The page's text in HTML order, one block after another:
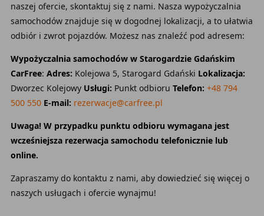
naszej ofercie, skontaktuj się z nami. Nasza wypożyczalnia
samochodów znajduje się w dogodnej lokalizacji, a to ułatwia
odbiór i zwrot pojazdów. Możesz nas znaleźć pod adresem:
Wypożyczalnia samochodów w Starogardzie Gdańskim
CarFree: Adres: Kolejowa 5, Starogard Gdański Lokalizacja:
Dworzec Kolejowy Usługi: Punkt odbioru Telefon: +48 794
500 550 E-mail: rezerwacje@carfree.pl
Uwaga! W przypadku punktu odbioru wymagana jest
wcześniejsza rezerwacja samochodu telefonicznie lub
online.
Zapraszamy do kontaktu z nami, aby dowiedzieć się więcej o
naszych usługach i ofercie wynajmu!